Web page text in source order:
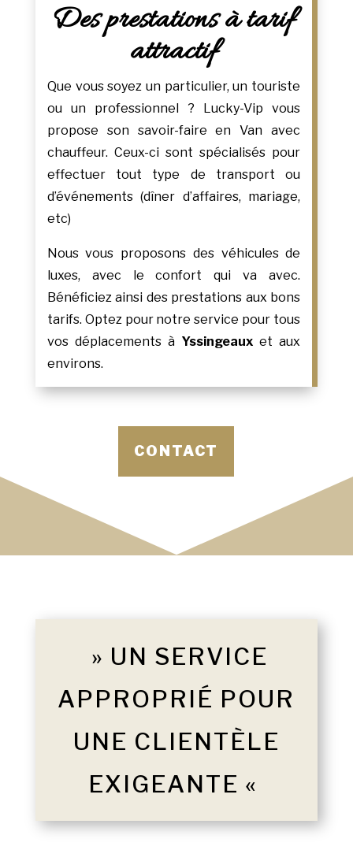
Des prestations à tarif
attractif
Que vous soyez un particulier, un touriste
ou un professionnel ? Lucky-Vip vous
propose son savoir-faire en Van avec
chauffeur. Ceux-ci sont spécialisés pour
effectuer tout type de transport ou
d’événements (dîner d’affaires, mariage,
etc)
Nous vous proposons des véhicules de
luxes, avec le confort qui va avec.
Bénéficiez ainsi des prestations aux bons
tarifs. Optez pour notre service pour tous
vos déplacements à Yssingeaux et aux
environs.
CONTACT
» UN SERVICE
APPROPRIÉ POUR
UNE CLIENTÈLE
EXIGEANTE «